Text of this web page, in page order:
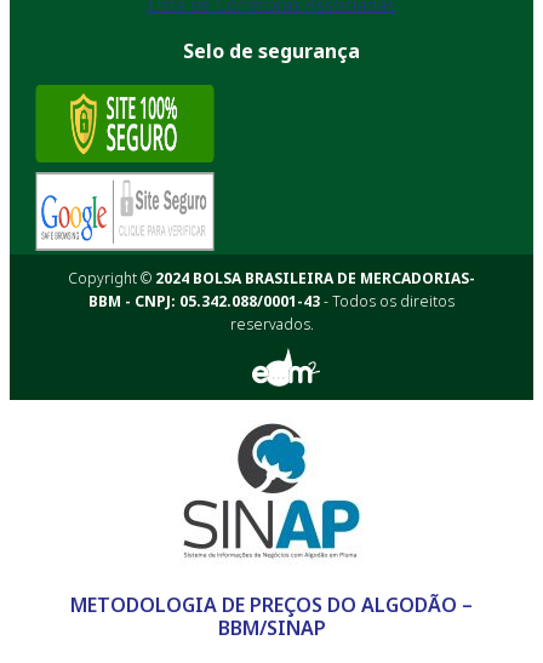
Selo de segurança
Copyright © 2024 BOLSA BRASILEIRA DE MERCADORIAS-
BBM - CNPJ: 05.342.088/0001-43- Todos os direitos
reservados.
METODOLOGIA DE PREÇOS DO ALGODÃO –
BBM/SINAP